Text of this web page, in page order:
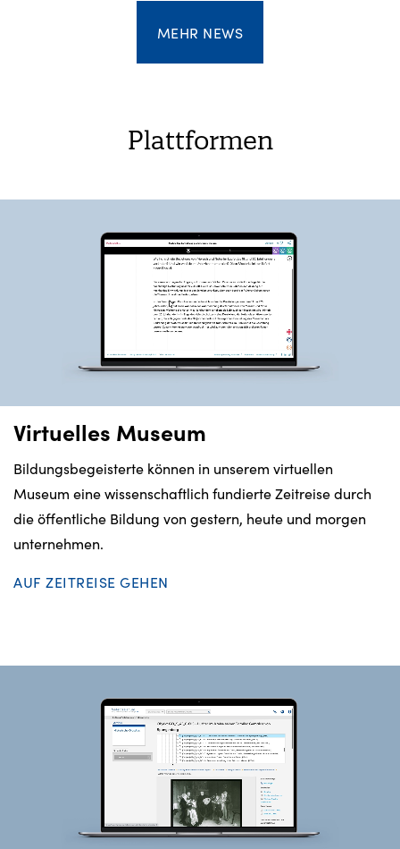
MEHR NEWS
Plattformen
Virtuelles Museum
Bildungsbegeisterte können in unserem virtuellen
Museum eine wissenschaftlich fundierte Zeitreise durch
die öffentliche Bildung von gestern, heute und morgen
unternehmen.
AUF ZEITREISE GEHEN